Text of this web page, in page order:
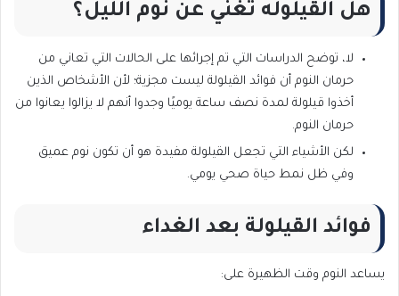
هل القيلوله تغني عن نوم الليل؟
لا، توضح الدراسات التي تم إجرائها على الحالات التي تعاني من
حرمان النوم أن فوائد القيلولة ليست مجزية؛ لأن الأشخاص الذين
أخذوا قيلولة لمدة نصف ساعة يوميًا وجدوا أنهم لا يزالوا يعانوا من
حرمان النوم.
لكن الأشياء التي تجعل القيلولة مفيدة هو أن تكون نوم عميق
وفي ظل نمط حياة صحي يومي.
فوائد القيلولة بعد الغداء
يساعد النوم وقت الظهيرة على: